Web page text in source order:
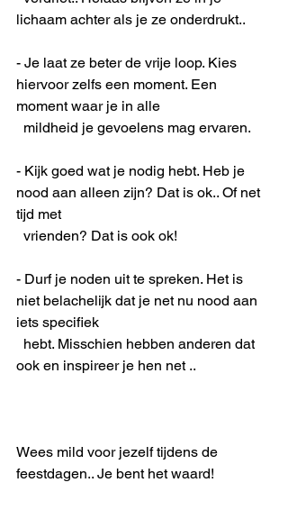
lichaam achter als je ze onderdrukt..
- Je laat ze beter de vrije loop. Kies
hiervoor zelfs een moment. Een
moment waar je in alle
  mildheid je gevoelens mag ervaren.
- Kijk goed wat je nodig hebt. Heb je
nood aan alleen zijn? Dat is ok.. Of net
tijd met
  vrienden? Dat is ook ok!
- Durf je noden uit te spreken. Het is
niet belachelijk dat je net nu nood aan
iets specifiek
ook en inspireer je hen net ..
Wees mild voor jezelf tijdens de
feestdagen.. Je bent het waard!